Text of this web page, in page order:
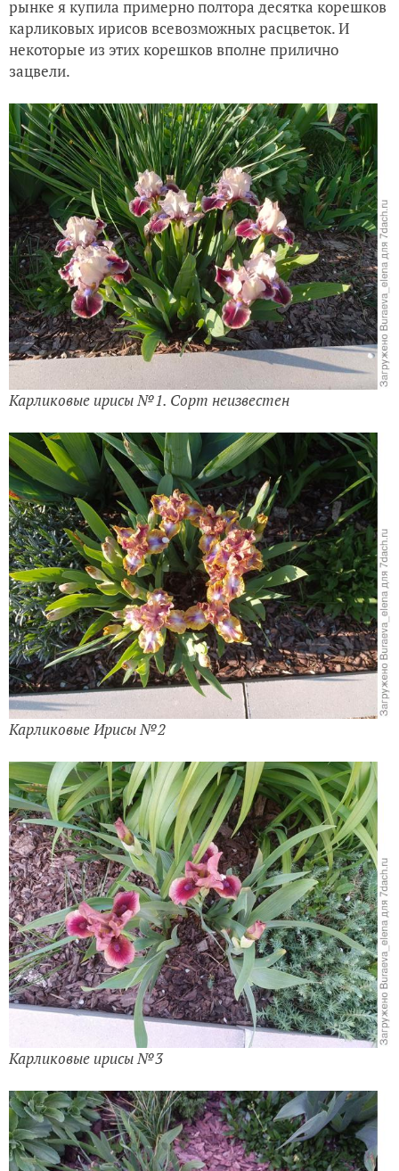
рынке я купила примерно полтора десятка корешков
карликовых ирисов всевозможных расцветок. И
некоторые из этих корешков вполне прилично
зацвели.
Карликовые ирисы №1. Сорт неизвестен
Карликовые Ирисы №2
Карликовые ирисы №3